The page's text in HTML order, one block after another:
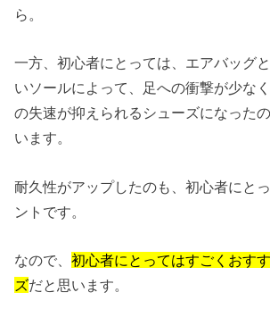
ら。
一方、初心者にとっては、エアバッグ
いソールによって、足への衝撃が少な
の失速が抑えられるシューズになった
います。
耐久性がアップしたのも、初心者にと
ントです。
なので、初心者にとってはすごくおす
ズだと思います。